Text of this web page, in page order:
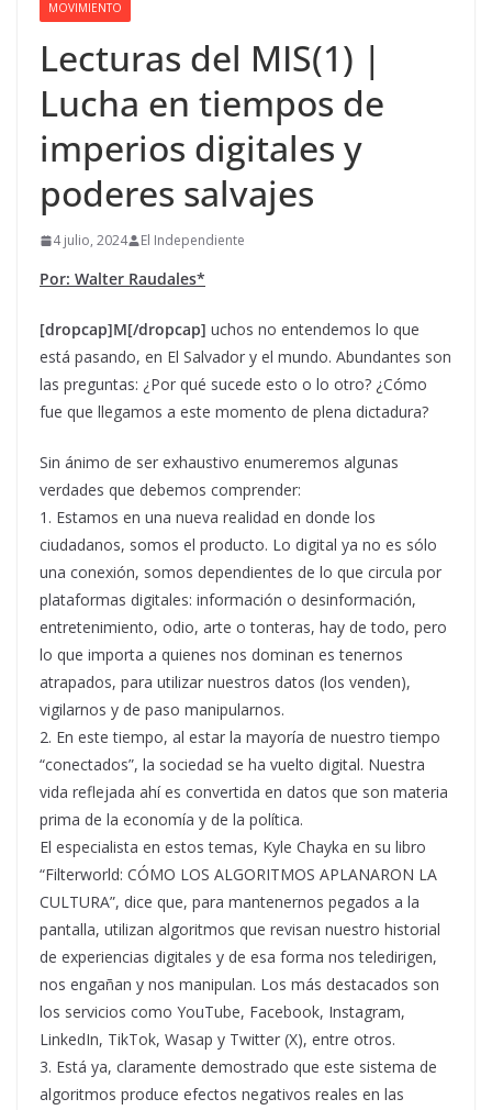
MOVIMIENTO
Lecturas del MIS(1) |
Lucha en tiempos de
imperios digitales y
poderes salvajes
4 julio, 2024 El Independiente
Por: Walter Raudales*
[dropcap]M[/dropcap] uchos no entendemos lo que
está pasando, en El Salvador y el mundo. Abundantes son
las preguntas: ¿Por qué sucede esto o lo otro? ¿Cómo
fue que llegamos a este momento de plena dictadura?
Sin ánimo de ser exhaustivo enumeremos algunas
verdades que debemos comprender:
1. Estamos en una nueva realidad en donde los
ciudadanos, somos el producto. Lo digital ya no es sólo
una conexión, somos dependientes de lo que circula por
plataformas digitales: información o desinformación,
entretenimiento, odio, arte o tonteras, hay de todo, pero
lo que importa a quienes nos dominan es tenernos
atrapados, para utilizar nuestros datos (los venden),
vigilarnos y de paso manipularnos.
2. En este tiempo, al estar la mayoría de nuestro tiempo
“conectados”, la sociedad se ha vuelto digital. Nuestra
vida reflejada ahí es convertida en datos que son materia
prima de la economía y de la política.
El especialista en estos temas, Kyle Chayka en su libro
“Filterworld: CÓMO LOS ALGORITMOS APLANARON LA
CULTURA”, dice que, para mantenernos pegados a la
pantalla, utilizan algoritmos que revisan nuestro historial
de experiencias digitales y de esa forma nos teledirigen,
nos engañan y nos manipulan. Los más destacados son
los servicios como YouTube, Facebook, Instagram,
LinkedIn, TikTok, Wasap y Twitter (X), entre otros.
3. Está ya, claramente demostrado que este sistema de
algoritmos produce efectos negativos reales en las